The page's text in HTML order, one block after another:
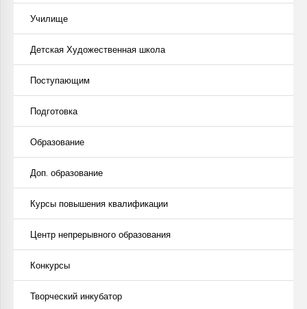
Училище
Детская Художественная школа
Поступающим
Подготовка
Образование
Доп. образование
Курсы повышения квалификации
Центр непрерывного образования
Конкурсы
Творческий инкубатор